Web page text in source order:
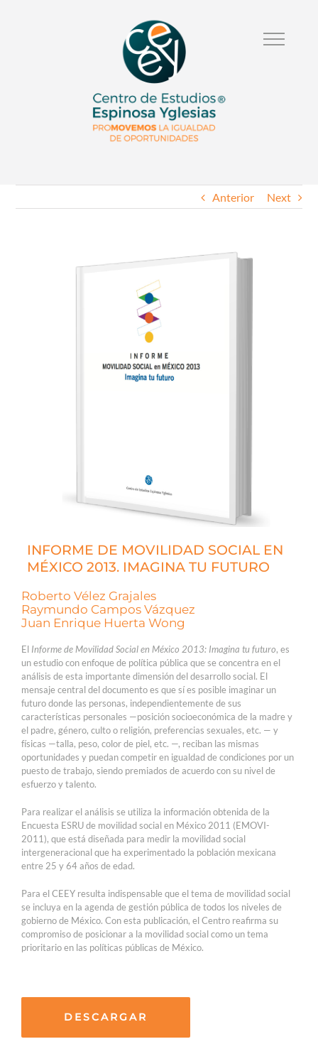
Anterior Next
INFORME DE MOVILIDAD SOCIAL EN
MÉXICO 2013. IMAGINA TU FUTURO
Roberto Vélez Grajales
Raymundo Campos Vázquez
Juan Enrique Huerta Wong
El Informe de Movilidad Social en México 2013: Imagina tu futuro, es
un estudio con enfoque de política pública que se concentra en el
análisis de esta importante dimensión del desarrollo social. El
mensaje central del documento es que sí es posible imaginar un
futuro donde las personas, independientemente de sus
características personales —posición socioeconómica de la madre y
el padre, género, culto o religión, preferencias sexuales, etc. — y
físicas —talla, peso, color de piel, etc. —, reciban las mismas
oportunidades y puedan competir en igualdad de condiciones por un
puesto de trabajo, siendo premiados de acuerdo con su nivel de
esfuerzo y talento.
Para realizar el análisis se utiliza la información obtenida de la
Encuesta ESRU de movilidad social en México 2011 (EMOVI-
2011), que está diseñada para medir la movilidad social
intergeneracional que ha experimentado la población mexicana
entre 25 y 64 años de edad.
Para el CEEY resulta indispensable que el tema de movilidad social
se incluya en la agenda de gestión pública de todos los niveles de
gobierno de México. Con esta publicación, el Centro reafirma su
compromiso de posicionar a la movilidad social como un tema
prioritario en las políticas públicas de México.
DESCARGAR